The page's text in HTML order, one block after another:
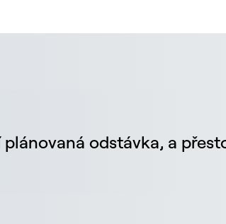
plánovaná odstávka, a